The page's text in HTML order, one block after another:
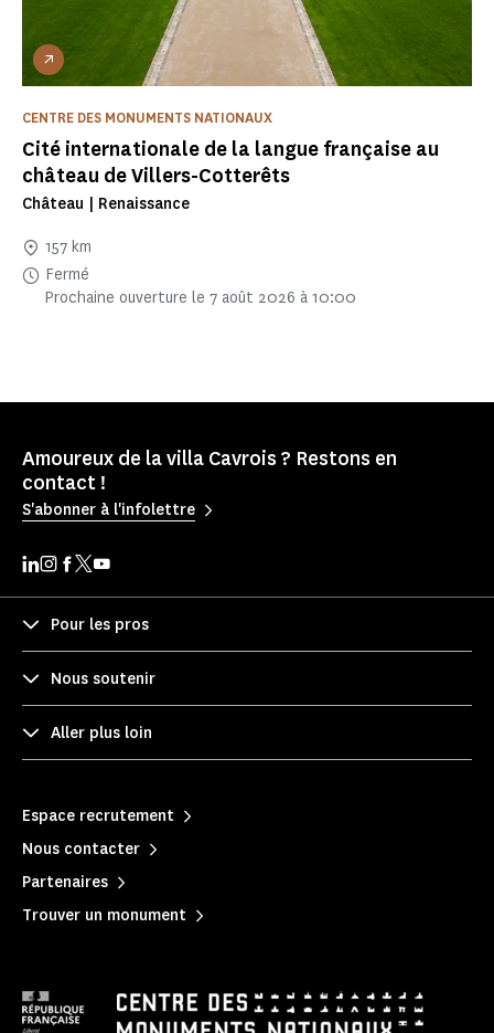
Cité internationale de la langue française au
château de Villers-Cotterêts
CENTRE DES MONUMENTS NATIONAUX
Château | Renaissance
157 km
Fermé
Prochaine ouverture le 7 août 2026 à 10:00
Amoureux de la villa Cavrois ? Restons en
contact !
S'abonner à l'infolettre
Pour les pros
Nous soutenir
Aller plus loin
Espace recrutement
Nous contacter
Partenaires
Trouver un monument